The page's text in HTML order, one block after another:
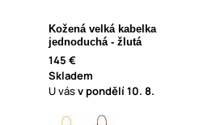
Kožená velká kabelka
jednoduchá - žlutá
145 €
Skladem
U vásv pondělí10. 8.